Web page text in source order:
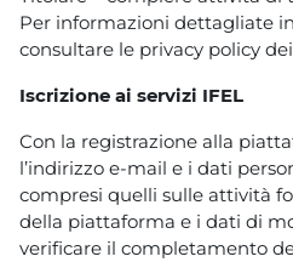
Per informazioni dettagliate
consultare le privacy policy
Iscrizione ai servizi IFEL
Con la registrazione alla
l’indirizzo e-mail e i dati
compresi quelli sulle attività
della piattaforma e i dati di
verificare il completamento